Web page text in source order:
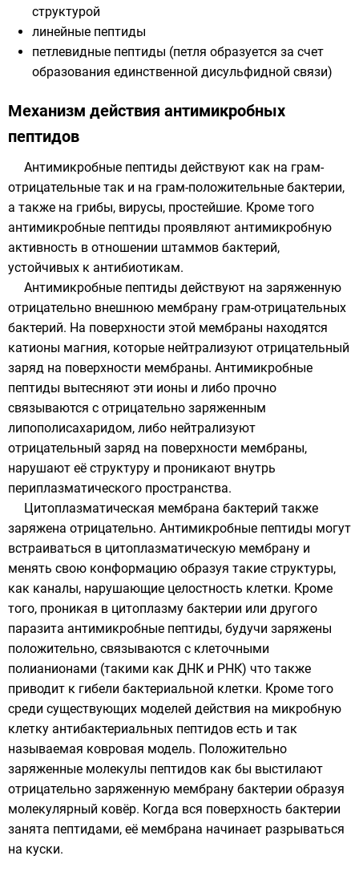
структурой
линейные пептиды
петлевидные пептиды (петля образуется за счет
образования единственной дисульфидной связи)
Механизм действия антимикробных
пептидов
Антимикробные пептиды действуют как на грам-
отрицательные так и на грам-положительные бактерии,
а также на грибы, вирусы, простейшие. Кроме того
антимикробные пептиды проявляют антимикробную
активность в отношении штаммов бактерий,
устойчивых к антибиотикам.
Антимикробные пептиды действуют на заряженную
отрицательно внешнюю мембрану грам-отрицательных
бактерий. На поверхности этой мембраны находятся
катионы магния, которые нейтрализуют отрицательный
заряд на поверхности мембраны. Антимикробные
пептиды вытесняют эти ионы и либо прочно
связываются с отрицательно заряженным
липополисахаридом, либо нейтрализуют
отрицательный заряд на поверхности мембраны,
нарушают её структуру и проникают внутрь
периплазматического пространства.
Цитоплазматическая мембрана бактерий также
заряжена отрицательно. Антимикробные пептиды могут
встраиваться в цитоплазматическую мембрану и
менять свою конформацию образуя такие структуры,
как каналы, нарушающие целостность клетки. Кроме
того, проникая в цитоплазму бактерии или другого
паразита антимикробные пептиды, будучи заряжены
положительно, связываются с клеточными
полианионами (такими как ДНК и РНК) что также
приводит к гибели бактериальной клетки. Кроме того
среди существующих моделей действия на микробную
клетку антибактериальных пептидов есть и так
называемая ковровая модель. Положительно
заряженные молекулы пептидов как бы выстилают
отрицательно заряженную мембрану бактерии образуя
молекулярный ковёр. Когда вся поверхность бактерии
занята пептидами, её мембрана начинает разрываться
на куски.